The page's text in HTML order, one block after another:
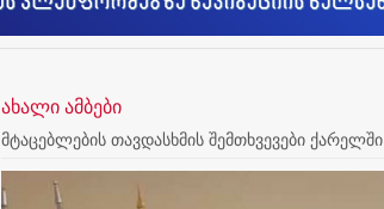
ახალი ამბები
მტაცებლების თავდასხმის შემთხვევები ქარელში